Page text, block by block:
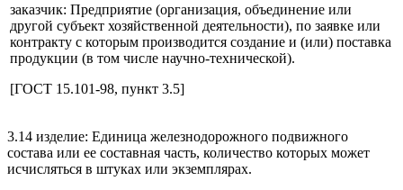
заказчик: Предприятие (организация, объединение или
другой субъект хозяйственной деятельности), по заявке или
контракту с которым производится создание и (или) поставка
продукции (в том числе научно-технической).
[ГОСТ 15.101-98, пункт 3.5]
3.14 изделие: Единица железнодорожного подвижного
состава или ее составная часть, количество которых может
исчисляться в штуках или экземплярах.